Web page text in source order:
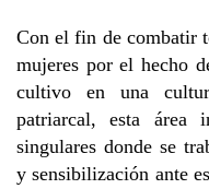
Con el fin de combatir
mujeres por el hecho
cultivo en una
patriarcal, esta área
singulares donde se
y sensibilización ante